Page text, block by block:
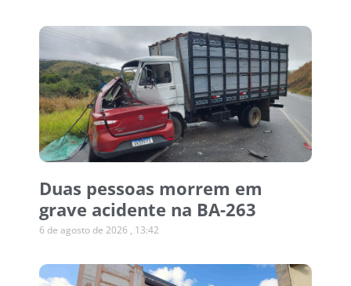
Duas pessoas morrem em
grave acidente na BA-263
6 de agosto de 2026 13:42